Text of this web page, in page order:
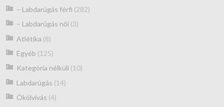
– Labdarúgás férfi (282)
– Labdarúgás női(3)
Atlétika (8)
Egyéb (125)
Kategória nélküli(10)
Labdarúgás (14)
Ökölvívás (4)